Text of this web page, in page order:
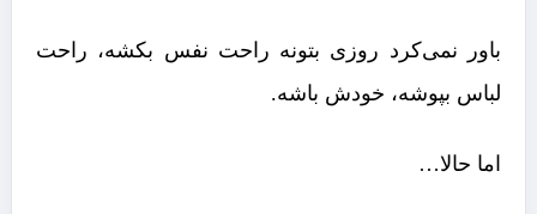
باور نمی‌کرد روزی بتونه راحت نفس بکشه، راحت
لباس بپوشه، خودش باشه.
اما حالا…